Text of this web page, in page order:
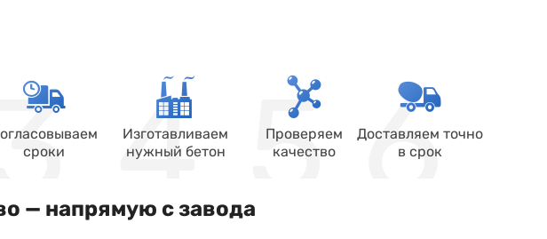
сроки
Изготавливаем
нужный бетон
Проверяем
качество
Доставляем точно
в срок
— напрямую с завода